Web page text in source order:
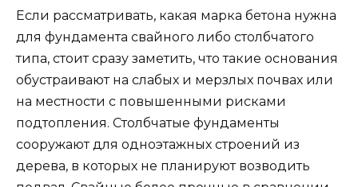
Если рассматривать, какая марка бетона нужна
для фундамента свайного либо столбчатого
типа, стоит сразу заметить, что такие основания
обустраивают на слабых и мерзлых почвах или
на местности с повышенными рисками
подтопления. Столбчатые фундаменты
сооружают для одноэтажных строений из
дерева, в которых не планируют возводить